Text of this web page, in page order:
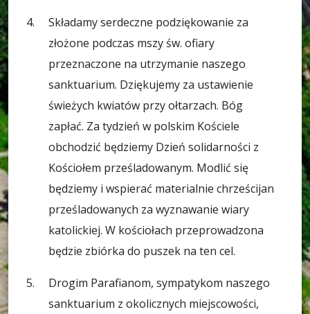
Składamy serdeczne podziękowanie za
złożone podczas mszy św. ofiary
przeznaczone na utrzymanie naszego
sanktuarium. Dziękujemy za ustawienie
świeżych kwiatów przy ołtarzach. Bóg
zapłać. Za tydzień w polskim Kościele
obchodzić będziemy Dzień solidarności z
Kościołem prześladowanym. Modlić się
będziemy i wspierać materialnie chrześcijan
prześladowanych za wyznawanie wiary
katolickiej. W kościołach przeprowadzona
będzie zbiórka do puszek na ten cel.
Drogim Parafianom, sympatykom naszego
sanktuarium z okolicznych miejscowości,